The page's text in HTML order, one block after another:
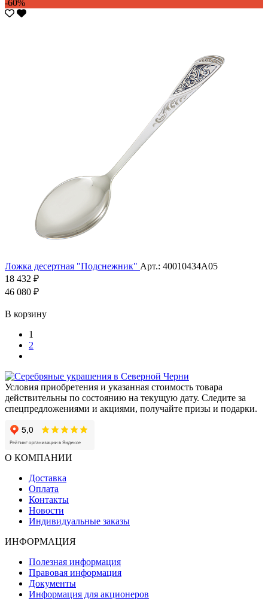
-60%
Ложка десертная "Подснежник" Арт.: 40010434А05
18 432 ₽
46 080 ₽
В корзину
1
2
Условия приобретения и указанная стоимость товара
действительны по состоянию на текущую дату. Следите за
спецпредложениями и акциями, получайте призы и подарки.
О КОМПАНИИ
Доставка
Оплата
Контакты
Новости
Индивидуальные заказы
ИНФОРМАЦИЯ
Полезная информация
Правовая информация
Документы
Информация для акционеров